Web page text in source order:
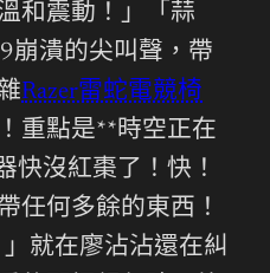
和震動！」「蒜
崩潰的尖叫聲，帶
Razer雷蛇電競椅
重點是**時空正在
快沒紅棗了！快！
任何多餘的東西！
就在廖沾沾還在糾